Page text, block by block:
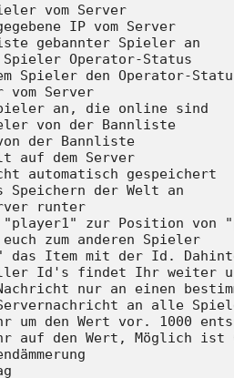
vom Server
IP vom Server
Spieler an
Operator-Status
den Operator-
Server
an, die online sind
von der Bannliste
der Bannliste
dem Server
gespeichert
der Welt an
runter
zur Position von
anderen Spieler
mit der Id. Dahinter
Id's findet Ihr weiter
nur an einen
an alle
Wert vor. 1000
den Wert, Möglich ist 0